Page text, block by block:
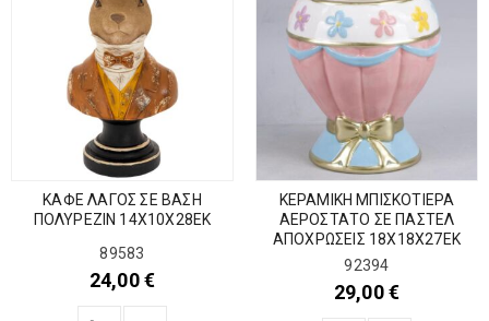
ΚΑΦΕ ΛΑΓΟΣ ΣΕ ΒΑΣΗ
ΠΟΛΥΡΕΖΙΝ 14Χ10Χ28ΕΚ
89583
24,00€
ΚΕΡΑΜΙΚΗ ΜΠΙΣΚΟΤΙΕΡΑ
ΑΕΡΟΣΤΑΤΟ ΣΕ ΠΑΣΤΕΛ
ΑΠΟΧΡΩΣΕΙΣ 18Χ18Χ27ΕΚ
92394
29,00€